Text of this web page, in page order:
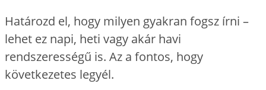
Határozd el, hogy milyen gyakran fogsz írni –
lehet ez napi, heti vagy akár havi
rendszerességű is. Az a fontos, hogy
következetes legyél.